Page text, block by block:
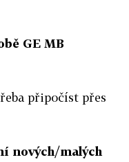
GE MB
připočíst přes
nových/malých